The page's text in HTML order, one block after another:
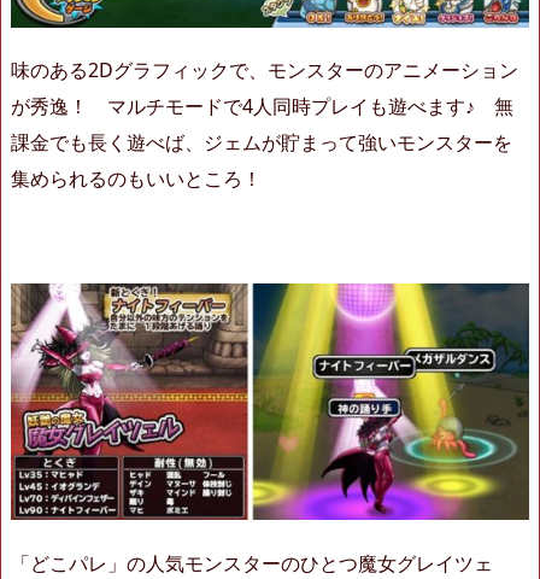
味のある2Dグラフィックで、モンスターのアニメーション
が秀逸！ マルチモードで4人同時プレイも遊べます♪ 無
課金でも長く遊べば、ジェムが貯まって強いモンスターを
集められるのもいいところ！
「どこパレ」の人気モンスターのひとつ魔女グレイツェ